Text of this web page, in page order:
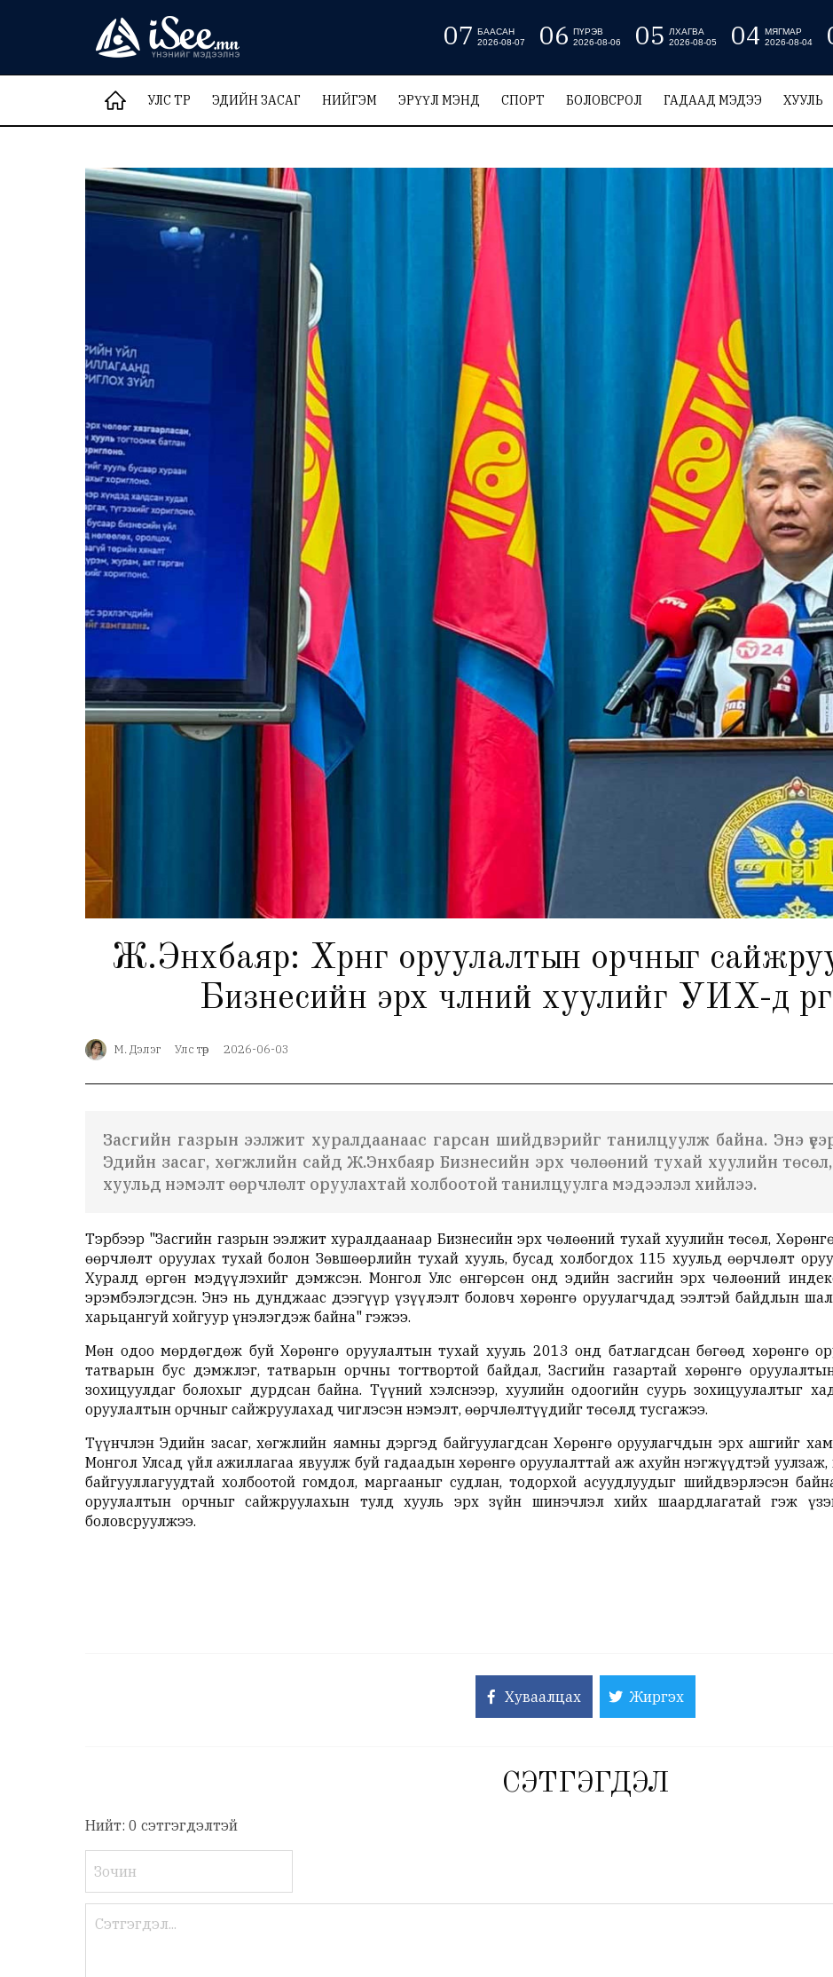
07 БААСАН
2026-08-07
06 ПҮРЭВ
2026-08-06
05
ЛХАГВА
2026-08-05
04 МЯГМАР
2026-08-04
УЛС ТӨР ЭДИЙН ЗАСАГ НИЙГЭМ ЭРҮҮЛ МЭНД СПОРТ БОЛОВСРОЛ ГАДААД МЭДЭЭ ХУУЛЬ
Ж.Энхбаяр: Хөрөнгө оруулалтын орчныг
Бизнесийн эрх чөлөөний хуулийг УИХ-д
М. Дэлэг Улс төр 2026-06-03
Засгийн газрын ээлжит хуралдаанаас гарсан шийдвэрийг танилцуулж байна. Энэ
Эдийн засаг, хөгжлийн сайд Ж.Энхбаяр Бизнесийн эрх чөлөөний тухай хуулийн
хуульд нэмэлт өөрчлөлт оруулахтай холбоотой танилцуулга мэдээлэл хийлээ.
Тэрбээр "Засгийн газрын ээлжит хуралдаанаар Бизнесийн эрх чөлөөний тухай хуулийн төсөл,
өөрчлөлт оруулах тухай болон Зөвшөөрлийн тухай хууль, бусад холбогдох 115 хуульд өөрчлөлт
Хуралд өргөн мэдүүлэхийг дэмжсэн. Монгол Улс өнгөрсөн онд эдийн засгийн эрх чөлөөний
эрэмбэлэгдсэн. Энэ нь дунджаас дээгүүр үзүүлэлт боловч хөрөнгө оруулагчдад ээлтэй байдлын
харьцангуй хойгуур үнэлэгдэж байна" гэжээ.
Мөн одоо мөрдөгдөж буй Хөрөнгө оруулалтын тухай хууль 2013 онд батлагдсан бөгөөд хөрөнгө
татварын бус дэмжлэг, татварын орчны тогтвортой байдал, Засгийн газартай хөрөнгө
зохицуулдаг болохыг дурдсан байна. Түүний хэлснээр, хуулийн одоогийн суурь зохицуулалтыг
оруулалтын орчныг сайжруулахад чиглэсэн нэмэлт, өөрчлөлтүүдийг төсөлд тусгажээ.
Түүнчлэн Эдийн засаг, хөгжлийн яамны дэргэд байгуулагдсан Хөрөнгө оруулагчдын эрх ашгийг
Монгол Улсад үйл ажиллагаа явуулж буй гадаадын хөрөнгө оруулалттай аж ахуйн нэгжүүдтэй
байгууллагуудтай холбоотой гомдол, маргааныг судлан, тодорхой асуудлуудыг шийдвэрлэсэн
оруулалтын орчныг сайжруулахын тулд хууль эрх зүйн шинэчлэл хийх шаардлагатай гэж
боловсруулжээ.
Хуваалцах Жиргэх
СЭТГЭГДЭЛ
Нийт: 0 сэтгэгдэлтэй